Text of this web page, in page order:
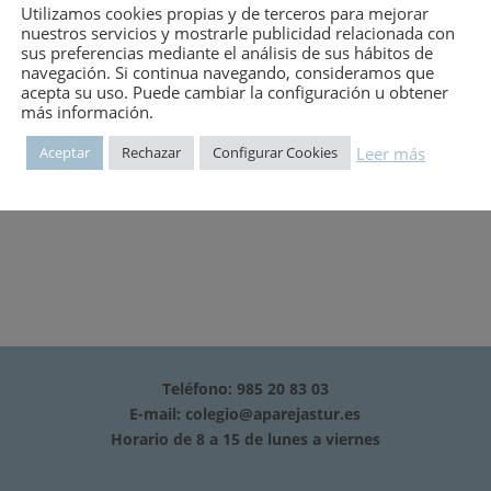
y práctica.-Sistemas de aire acondicionado y
de prueba.-Reparaciones en aire acondicionado.
Teléfono: 985 20 83 03
E-mail: colegio@aparejastur.es
Horario de 8 a 15 de lunes a viernes
Utilizamos cookies propias y de terceros para mejorar
nuestros servicios y mostrarle publicidad relacionada con
sus preferencias mediante el análisis de sus hábitos de
navegación. Si continua navegando, consideramos que
acepta su uso. Puede cambiar la configuración u obtener
más información.
Aceptar Rechazar Configurar Cookies Leer más